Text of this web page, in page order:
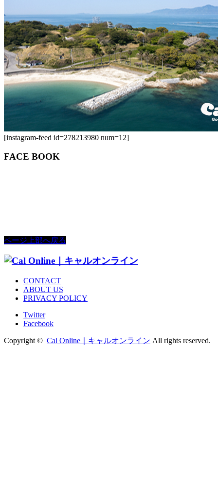
[instagram-feed id=278213980 num=12]
FACE BOOK
ページ上部へ戻る
CONTACT
ABOUT US
PRIVACY POLICY
Twitter
Facebook
Copyright © Cal Online｜キャルオンライン All rights reserved.